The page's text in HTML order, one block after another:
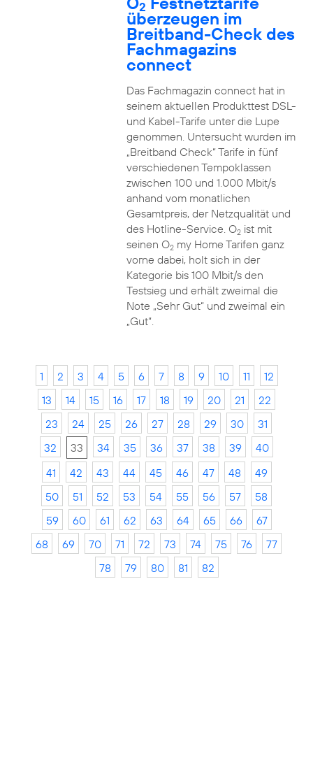
2
überzeugen im
Breitband-Check des
Fachmagazins
connect
Das Fachmagazin connect hat in
seinem aktuellen Produkttest DSL-
und Kabel-Tarife unter die Lupe
genommen. Untersucht wurden im
„Breitband Check“ Tarife in fünf
verschiedenen Tempoklassen
zwischen 100 und 1.000 Mbit/s
anhand vom monatlichen
Gesamtpreis, der Netzqualität und
des Hotline-Service. O2ist mit
seinen O2my Home Tarifen ganz
vorne dabei, holt sich in der
Kategorie bis 100 Mbit/s den
Testsieg und erhält zweimal die
Note „Sehr Gut“ und zweimal ein
„Gut“.
1 2 3 4 5 6 7 8 9 10 11
12
13
14 15 16 17 18 19 20 21
22
23
24 25 26 27 28 29 30
31
32
33 34 35 36 37 38 39
40
41
42 43 44 45 46 47 48
49
50
51 52 53 54 55 56 57
58
59
60 61 62 63 64 65 66
67
68
69 70 71 72 73 74 75 76
77
78
79 80 81 82